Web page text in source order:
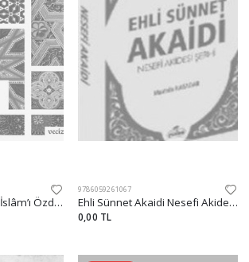
Müslümanın Edebi- İslâm’ı Özde Yaşamak İsteyenler İçin
9786059261067
Ehli Sünnet Akaidi Nesefi Akidesi Şerhi
0,00 TL